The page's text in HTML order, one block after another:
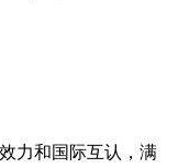
力和国际互认，满